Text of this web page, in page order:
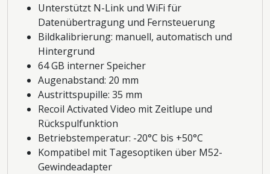
Unterstützt N-Link und WiFi für
Datenübertragung und Fernsteuerung
Bildkalibrierung: manuell, automatisch und
Hintergrund
64 GB interner Speicher
Augenabstand: 20 mm
Austrittspupille: 35 mm
Recoil Activated Video mit Zeitlupe und
Rückspulfunktion
Betriebstemperatur: -20°C bis +50°C
Kompatibel mit Tagesoptiken über M52-
Gewindeadapter